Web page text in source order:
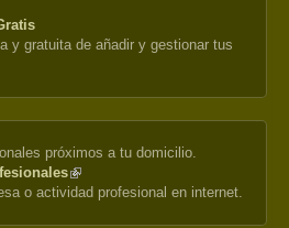
y gratuita de añadir y gestionar tus
próximos a tu domicilio.
(link
is
o actividad profesional en internet.